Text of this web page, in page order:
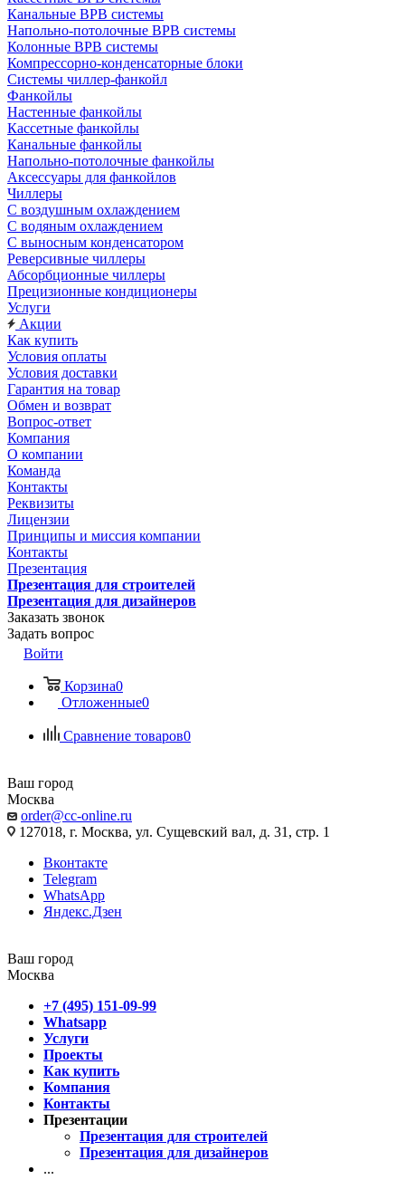
Канальные ВРВ системы
Напольно-потолочные ВРВ системы
Колонные ВРВ системы
Компрессорно-конденсаторные блоки
Системы чиллер-фанкойл
Фанкойлы
Настенные фанкойлы
Кассетные фанкойлы
Канальные фанкойлы
Напольно-потолочные фанкойлы
Аксессуары для фанкойлов
Чиллеры
С воздушным охлаждением
С водяным охлаждением
С выносным конденсатором
Реверсивные чиллеры
Абсорбционные чиллеры
Прецизионные кондиционеры
Услуги
Акции
Как купить
Условия оплаты
Условия доставки
Гарантия на товар
Обмен и возврат
Вопрос-ответ
Компания
О компании
Команда
Контакты
Реквизиты
Лицензии
Принципы и миссия компании
Контакты
Презентация
Презентация для строителей
Презентация для дизайнеров
Заказать звонок
Задать вопрос
Войти
Корзина0
Отложенные0
Сравнение товаров0
Ваш город
Москва
order@cc-online.ru
127018, г. Москва, ул. Сущевский вал, д. 31, стр. 1
Вконтакте
Telegram
WhatsApp
Яндекс.Дзен
Ваш город
Москва
+7 (495) 151-09-99
Whatsapp
Услуги
Проекты
Как купить
Компания
Контакты
Презентации
Презентация для строителей
Презентация для дизайнеров
...